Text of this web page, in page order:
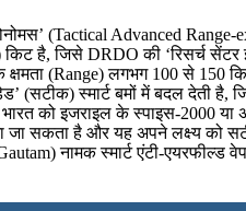
(Tactical Advanced Range-
है, जिसे DRDO की ‘रिसर्च सेंटर
(Range) लगभग 100 से 150
(सटीक) स्मार्ट बमों में बदल
को इजराइल के स्पाइस-2000 या
जा सकता है और यह अपने लक्ष्य को
नामक स्मार्ट एंटी-